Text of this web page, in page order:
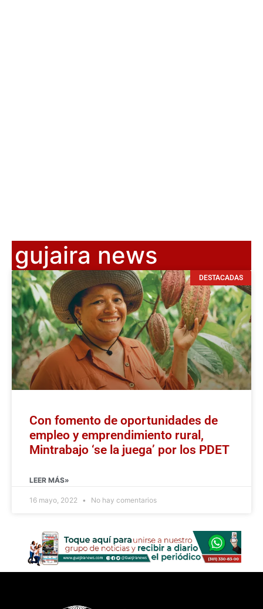
gujaira news
DESTACADAS
Con fomento de oportunidades de
empleo y emprendimiento rural,
Mintrabajo ‘se la juega’ por los PDET
LEER MÁS»
16 mayo, 2022 No hay comentarios